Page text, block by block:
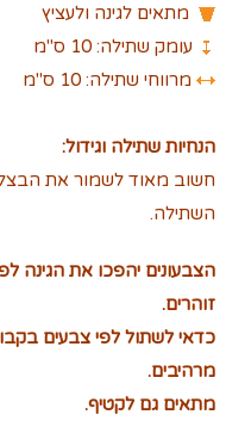
מתאים לגינה ולעציץ
עומק שתילה: 10 ס"מ
מרווחי שתילה: 10 ס"מ
הנחיות שתילה וגידול:
השתילה.
הצבעונים יהפכו את הגינה
זוהרים.
כדאי לשתול לפי צבעים
מרהיבים.
מתאים גם לקטיף.